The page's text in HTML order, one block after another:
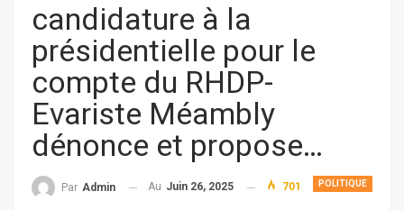
candidature à la
présidentielle pour le
compte du RHDP-
Evariste Méambly
dénonce et propose…
POLITIQUE
Par Admin Au Juin 26, 2025 701